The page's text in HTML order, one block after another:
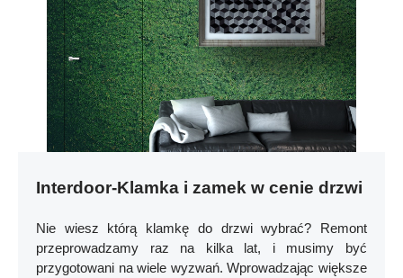
Interdoor-Klamka i zamek w cenie drzwi
Nie wiesz którą klamkę do drzwi wybrać? Remont
przeprowadzamy raz na kilka lat, i musimy być
przygotowani na wiele wyzwań. Wprowadzając większe